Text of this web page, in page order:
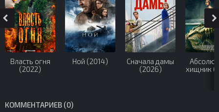
Власть огня
(2022)
Ной (2014)
Сначала дамы
(2026)
хищник
КОММЕНТАРИЕВ (0)